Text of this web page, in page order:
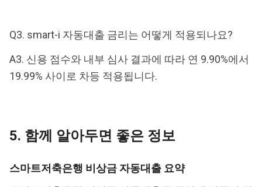
Q3. smart-i 자동대출 금리는 어떻게 적용되나요?
A3. 신용 점수와 내부 심사 결과에 따라 연 9.90%에서
19.99% 사이로 차등 적용됩니다.
5. 함께 알아두면 좋은 정보
스마트저축은행 비상금 자동대출 요약